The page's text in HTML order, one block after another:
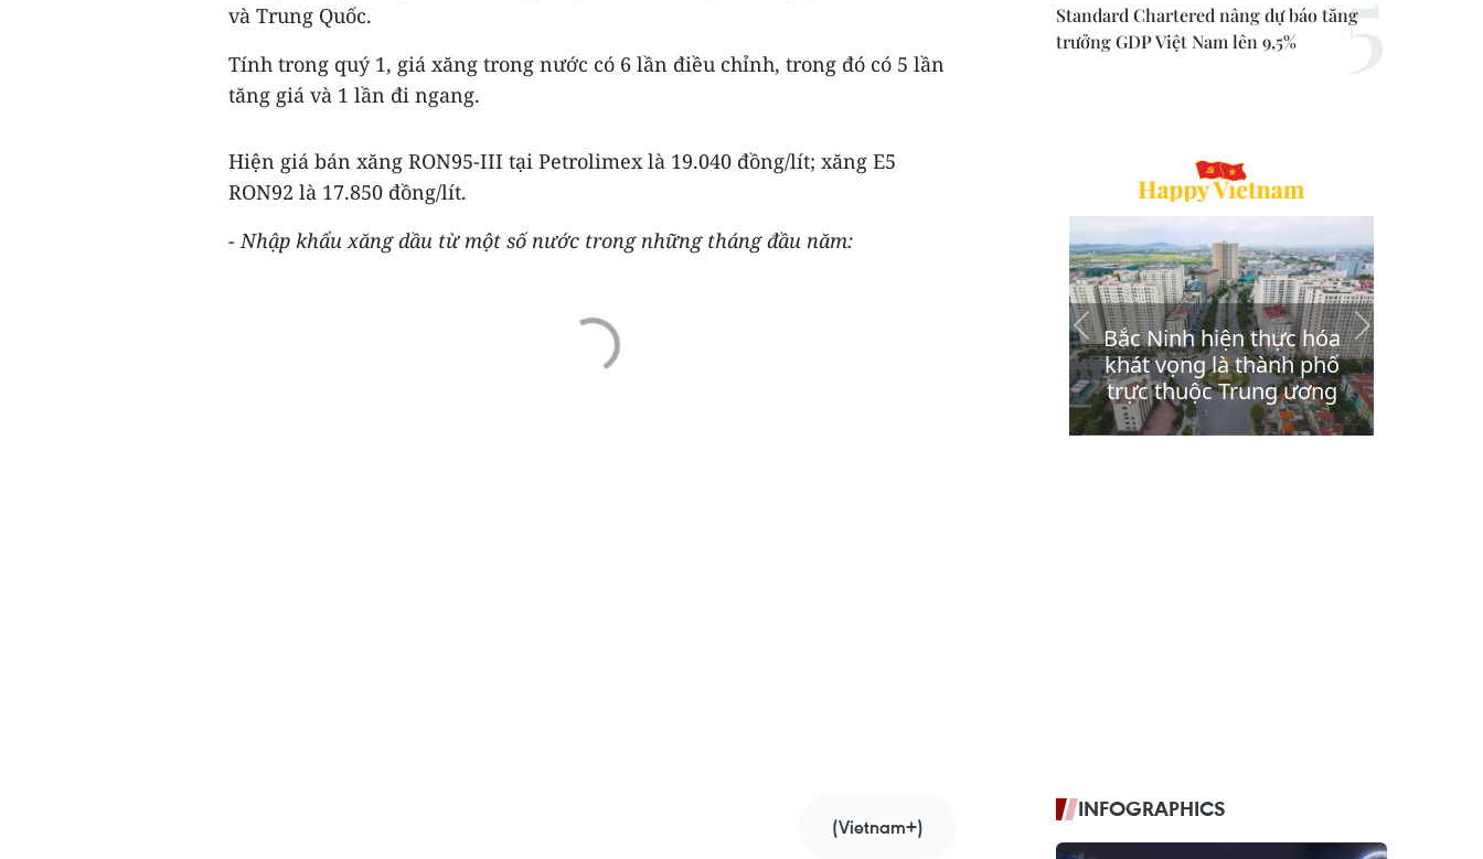
và Trung Quốc.
Tính trong quý 1, giá xăng trong nước có 6 lần điều chỉnh, trong đó có 5 lần
tăng giá và 1 lần đi ngang.
Hiện giá bán xăng RON95-III tại Petrolimex là 19.040 đồng/lít; xăng E5
RON92 là 17.850 đồng/lít.
- Nhập khẩu xăng dầu từ một số nước trong những tháng đầu năm:
(Vietnam+)
Standard Chartered nâng dự báo tăng
trưởng GDP Việt Nam lên 9,5%
INFOGRAPHICS